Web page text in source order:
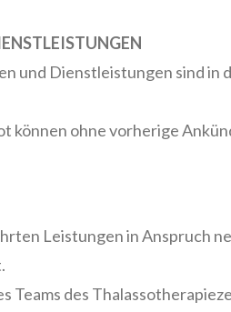
und Dienstleistungen sind
können ohne vorherige
Leistungen in Anspruch
Teams des